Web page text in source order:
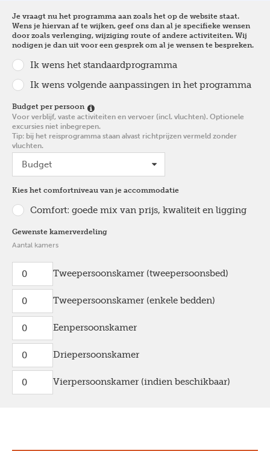
Je vraagt nu het programma aan zoals het op de website staat.
Wens je hiervan af te wijken, geef ons dan al je specifieke wensen
door zoals verlenging, wijziging route of andere activiteiten. Wij
nodigen je dan uit voor een gesprek om al je wensen te bespreken.
Ik wens het standaardprogramma
Ik wens volgende aanpassingen in het programma
Budget per persoon
Voor verblijf, vaste activiteiten en vervoer (incl. vluchten). Optionele
excursies niet inbegrepen.
Tip: bij het reisprogramma staan alvast richtprijzen vermeld zonder
vluchten.
Kies het comfortniveau van je accommodatie
Comfort: goede mix van prijs, kwaliteit en ligging
Gewenste kamerverdeling
Aantal kamers
Tweepersoonskamer (tweepersoonsbed)
Tweepersoonskamer (enkele bedden)
Eenpersoonskamer
Driepersoonskamer
Vierpersoonskamer (indien beschikbaar)